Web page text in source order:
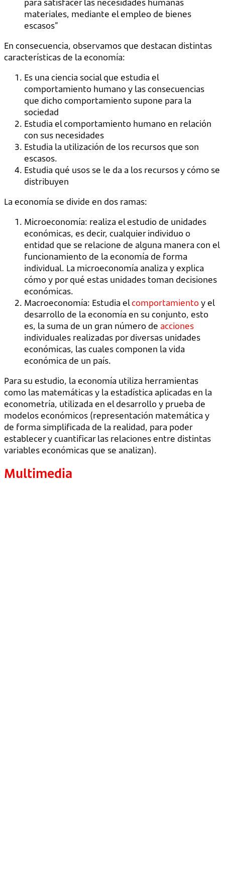
materiales, mediante el empleo de bienes
escasos”
En consecuencia, observamos que destacan distintas
características de la economía:
Es una ciencia social que estudia el
comportamiento humano y las consecuencias
que dicho comportamiento supone para la
sociedad
Estudia el comportamiento humano en relación
con sus necesidades
Estudia la utilización de los recursos que son
escasos.
Estudia qué usos se le da a los recursos y cómo se
distribuyen
La economía se divide en dos ramas:
Microeconomía: realiza el estudio de unidades
económicas, es decir, cualquier individuo o
entidad que se relacione de alguna manera con el
funcionamiento de la economía de forma
individual. La microeconomía analiza y explica
cómo y por qué estas unidades toman decisiones
económicas.
Macroeconomía: Estudia elcomportamientoy el
desarrollo de la economía en su conjunto, esto
es, la suma de un gran número de acciones
individuales realizadas por diversas unidades
económicas, las cuales componen la vida
económica de un país.
Para su estudio, la economía utiliza herramientas
como las matemáticas y la estadística aplicadas en la
econometría, utilizada en el desarrollo y prueba de
modelos económicos (representación matemática y
de forma simplificada de la realidad, para poder
establecer y cuantificar las relaciones entre distintas
variables económicas que se analizan).